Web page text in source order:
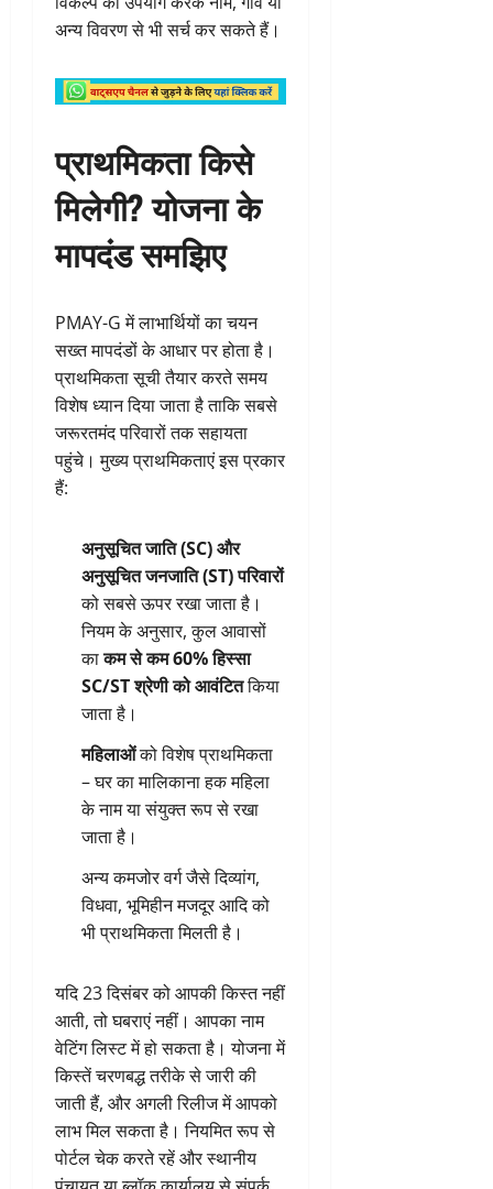
अन्य विवरण से भी सर्च कर सकते हैं।
प्राथमिकता किसे
मिलेगी? योजना के
मापदंड समझिए
PMAY-G में लाभार्थियों का चयन
सख्त मापदंडों के आधार पर होता है।
प्राथमिकता सूची तैयार करते समय
विशेष ध्यान दिया जाता है ताकि सबसे
जरूरतमंद परिवारों तक सहायता
पहुंचे। मुख्य प्राथमिकताएं इस प्रकार
हैं:
अनुसूचित जाति (SC) और
अनुसूचित जनजाति (ST) परिवारों
को सबसे ऊपर रखा जाता है।
नियम के अनुसार, कुल आवासों
काकम से कम 60% हिस्सा
SC/ST श्रेणी को आवंटितकिया
जाता है।
महिलाओंको विशेष प्राथमिकता
– घर का मालिकाना हक महिला
के नाम या संयुक्त रूप से रखा
जाता है।
अन्य कमजोर वर्ग जैसे दिव्यांग,
विधवा, भूमिहीन मजदूर आदि को
भी प्राथमिकता मिलती है।
यदि 23 दिसंबर को आपकी किस्त नहीं
आती, तो घबराएं नहीं। आपका नाम
वेटिंग लिस्ट में हो सकता है। योजना में
किस्तें चरणबद्ध तरीके से जारी की
जाती हैं, और अगली रिलीज में आपको
लाभ मिल सकता है। नियमित रूप से
पोर्टल चेक करते रहें और स्थानीय